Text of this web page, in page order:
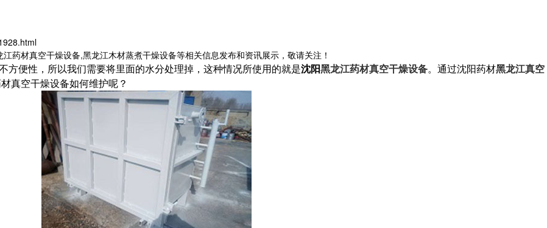
江药材真空干燥设备,黑龙江木材蒸煮干燥设备等相关信息发布和资讯展示，敬请关注！
便性，所以我们需要将里面的水分处理掉，这种情况所使用的就是沈阳黑龙江药材真空干燥设备。通过沈阳药材黑龙江真空
真空干燥设备如何维护呢？